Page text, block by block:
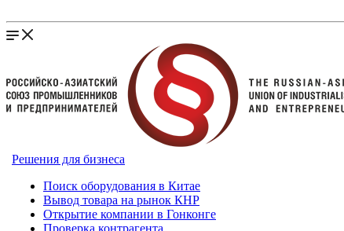
Решения для бизнеса
Поиск оборудования в Китае
Вывод товара на рынок КНР
Открытие компании в Гонконге
Проверка контрагента